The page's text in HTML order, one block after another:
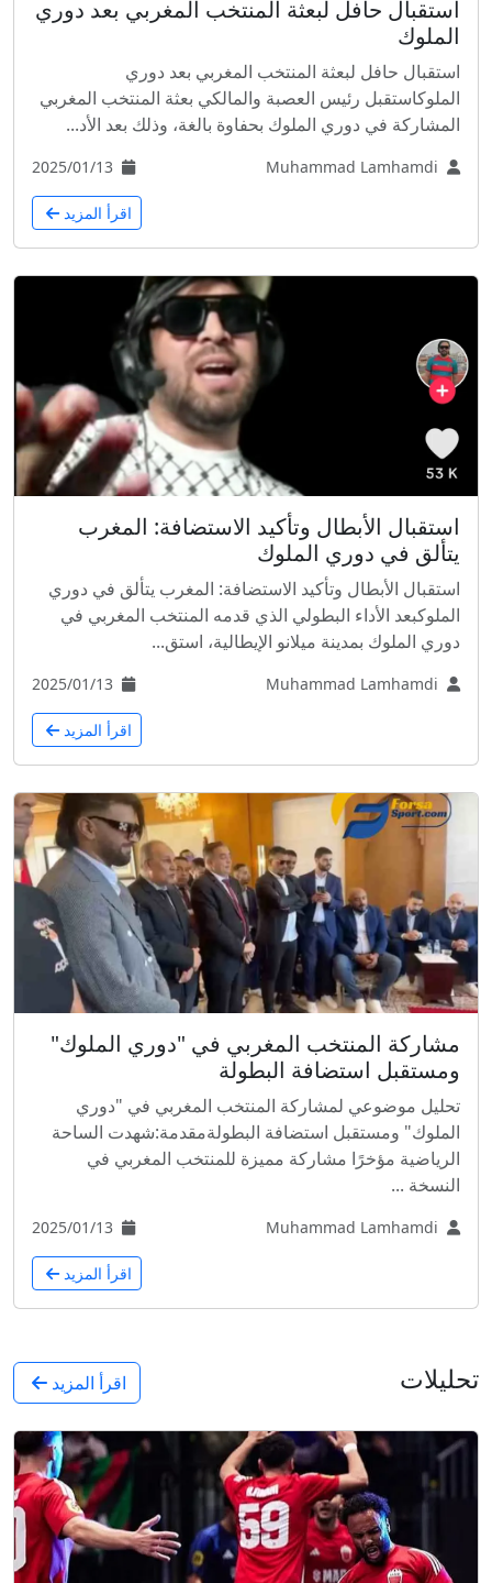
استقبال حافل لبعثة المنتخب المغربي بعد دوري
الملوك
استقبال حافل لبعثة المنتخب المغربي بعد دوري
الملوكاستقبل رئيس العصبة والمالكي بعثة المنتخب المغربي
المشاركة في دوري الملوك بحفاوة بالغة، وذلك بعد الأد...
اقرأ المزيد
استقبال الأبطال وتأكيد الاستضافة: المغرب
يتألق في دوري الملوك
استقبال الأبطال وتأكيد الاستضافة: المغرب يتألق في دوري
الملوكبعد الأداء البطولي الذي قدمه المنتخب المغربي في
دوري الملوك بمدينة ميلانو الإيطالية، استق...
اقرأ المزيد
مشاركة المنتخب المغربي في "دوري الملوك"
ومستقبل استضافة البطولة
تحليل موضوعي لمشاركة المنتخب المغربي في "دوري
الملوك" ومستقبل استضافة البطولةمقدمة:شهدت الساحة
الرياضية مؤخرًا مشاركة مميزة للمنتخب المغربي في
النسخة ...
اقرأ المزيد
تحليلات اقرأ المزيد